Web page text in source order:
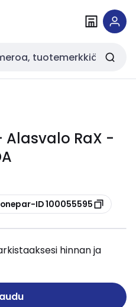
Alasvalo RaX -
ID 100055595
hinnan ja